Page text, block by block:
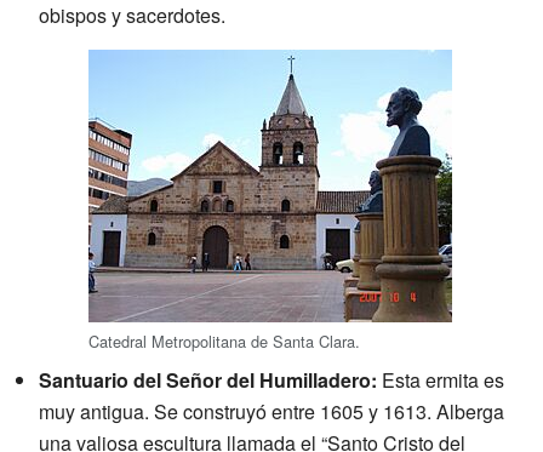
obispos y sacerdotes.
Catedral Metropolitana de Santa Clara.
Santuario del Señor del Humilladero: Esta ermita es
muy antigua. Se construyó entre 1605 y 1613. Alberga
una valiosa escultura llamada el “Santo Cristo del